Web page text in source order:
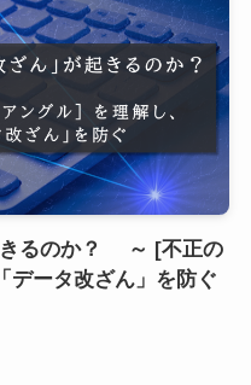
きるのか？ ～ [不正の
データ改ざん」を防ぐ